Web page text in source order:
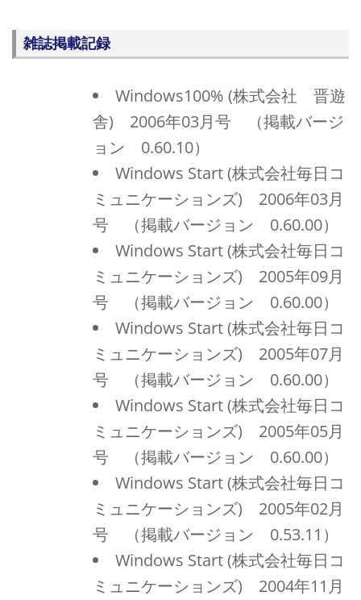
雑誌掲載記録
Windows100% (株式会社 晋遊
舎) 2006年03月号 （掲載バージ
ョン 0.60.10）
Windows Start (株式会社毎日コ
ミュニケーションズ) 2006年03月
号 （掲載バージョン 0.60.00）
Windows Start (株式会社毎日コ
ミュニケーションズ) 2005年09月
号 （掲載バージョン 0.60.00）
Windows Start (株式会社毎日コ
ミュニケーションズ) 2005年07月
号 （掲載バージョン 0.60.00）
Windows Start (株式会社毎日コ
ミュニケーションズ) 2005年05月
号 （掲載バージョン 0.60.00）
Windows Start (株式会社毎日コ
ミュニケーションズ) 2005年02月
号 （掲載バージョン 0.53.11）
Windows Start (株式会社毎日コ
ミュニケーションズ) 2004年11月